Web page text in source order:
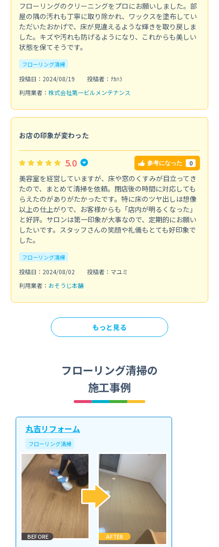
フローリングのクリーニングをプロにお願いしました。部
屋の隅の汚れも丁寧に取り除かれ、ワックスを塗布してい
ただいたおかげで、床が見違えるような輝きを取り戻しま
した。キズや汚れも防げるようになり、これからも美しい
状態を保てそうです。
フローリング清掃
投稿日：2024/08/19
投稿者：ﾅｶﾊﾗ
利用業者： 株式会社第一ビルメンテナンス
お店の印象が変わった
5.0 参考になった 0
美容室を経営していますが、床や窓のくすみが目立ってき
たので、まとめて清掃を依頼。閉店後の時間に対応しても
らえたのがありがたかったです。特に床のツヤ出しは想像
以上の仕上がりで、お客様からも「店内が明るくなった」
と好評。サロンは第一印象が大事なので、定期的にお願い
したいです。スタッフさんの笑顔や礼儀もとても好印象で
した。
フローリング清掃
投稿日：2024/08/02
投稿者：マユミ
利用業者： おそうじ本舗
もっと見る
フローリング清掃の
施工事例
丸吉リフォーム
フローリング清掃
BEFORE AFTER